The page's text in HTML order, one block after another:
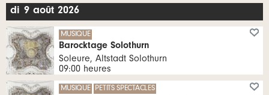
di manche
9 août 2026
MUSIQUE
Barocktage Solothurn
Soleure, Altstadt Solothurn
09:00 heures
MUSIQUE PETITS SPECTACLES